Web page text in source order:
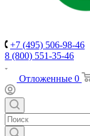
+7 (495) 506-98-46
8 (800) 551-35-46
Отложенные 0